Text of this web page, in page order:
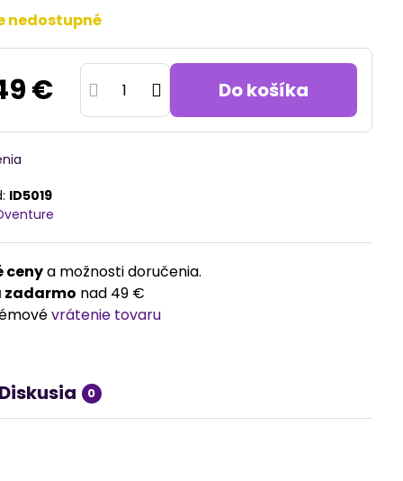
nedostupné
€ Do košíka
ID5019
cenya možnosti doručenia.
zadarmo nad 49 €
vrátenie tovaru
Diskusia 0